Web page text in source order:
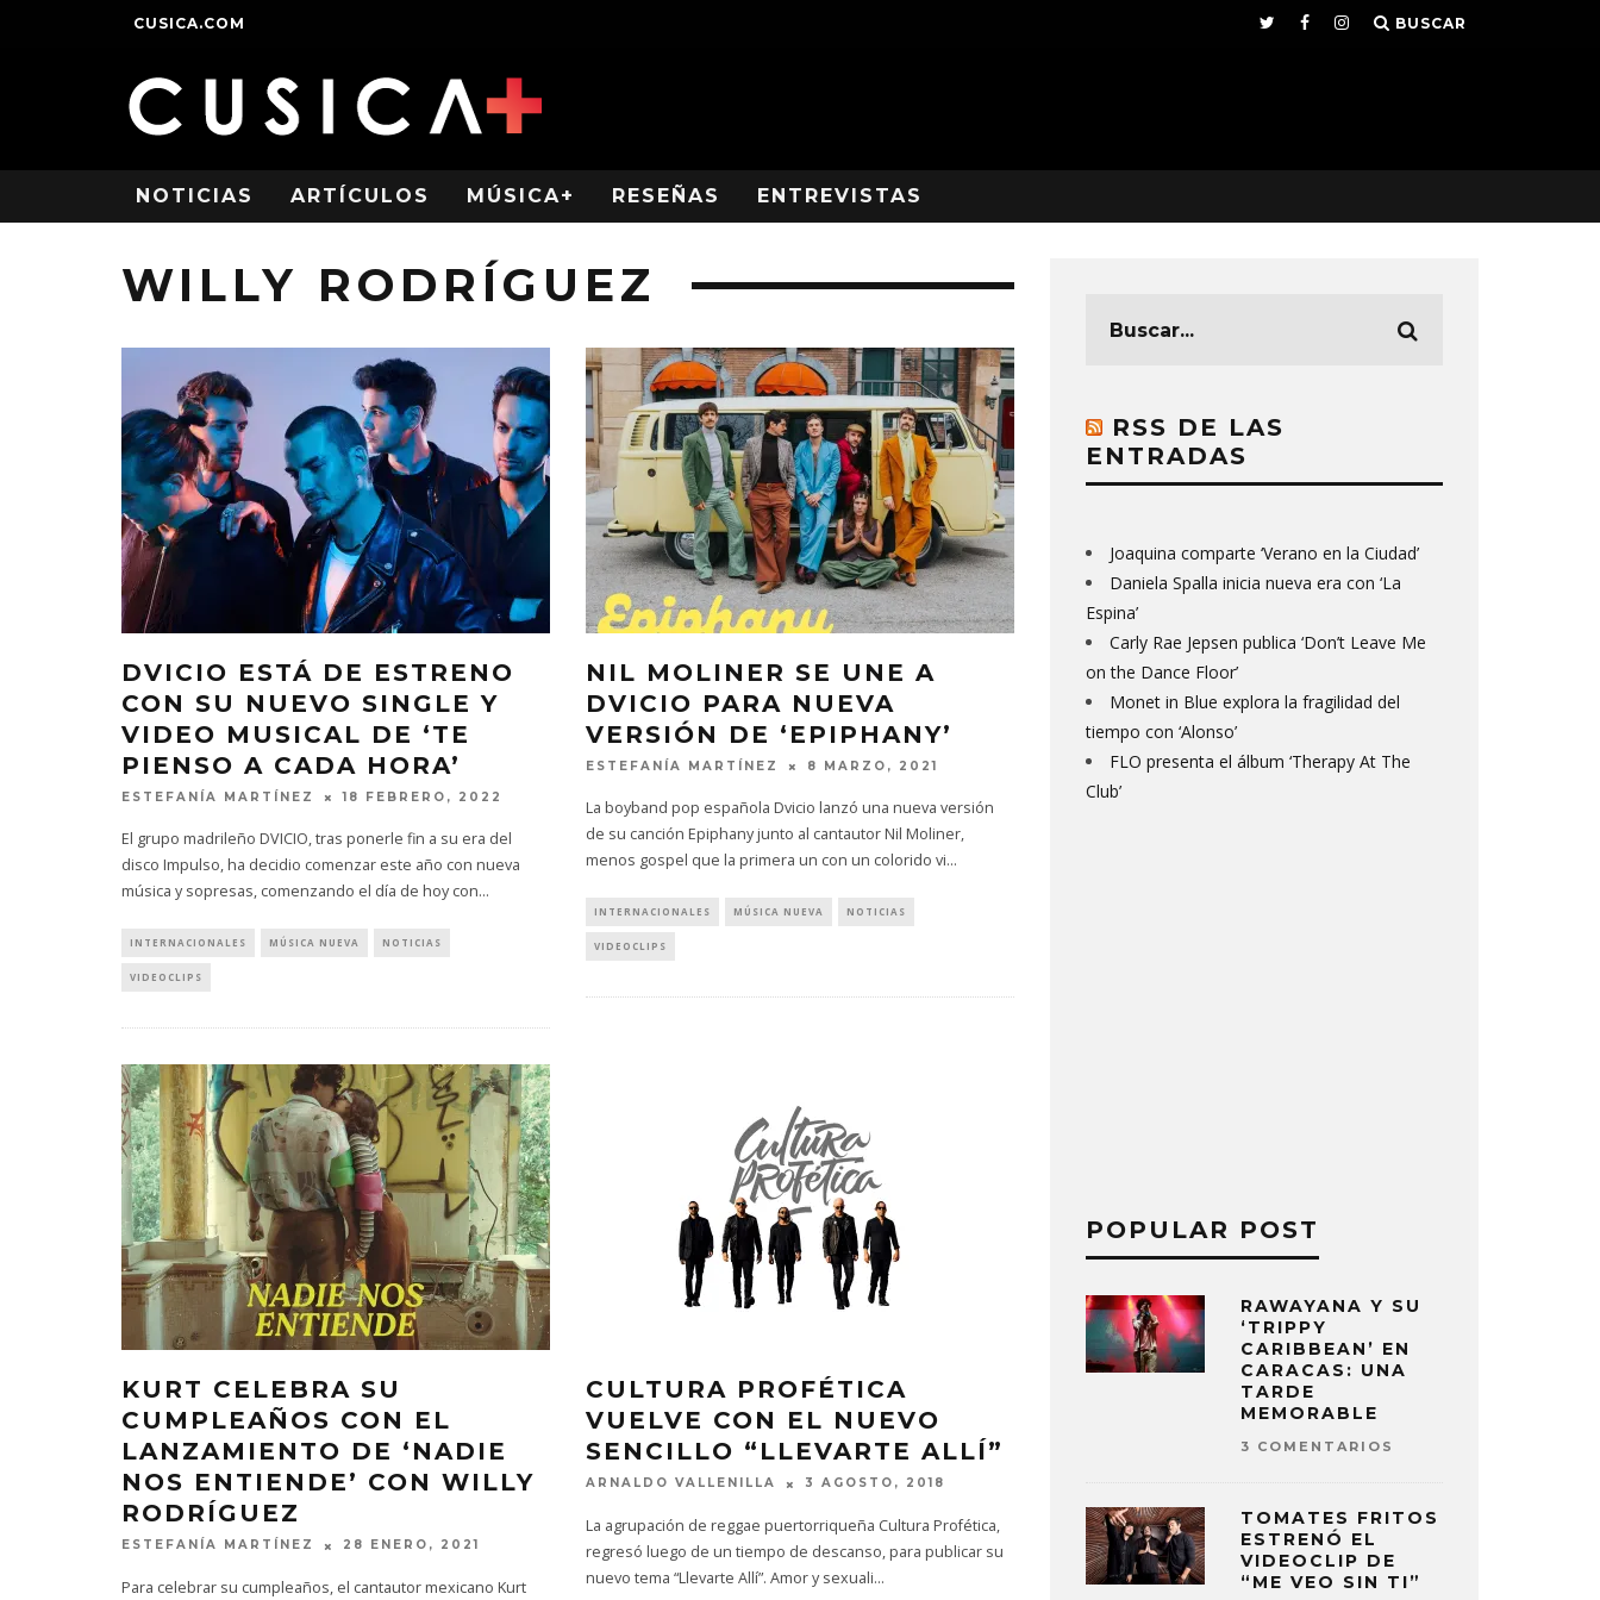
CUSICA.COM BUSCAR
NOTICIAS ARTÍCULOS MÚSICA+ RESEÑAS ENTREVISTAS
WILLY RODRÍGUEZ
DVICIO ESTÁ DE ESTRENO
CON SU NUEVO SINGLE Y
VIDEO MUSICAL DE ‘TE
PIENSO A CADA HORA’
ESTEFANÍA MARTÍNEZ 18 FEBRERO, 2022
El grupo madrileño DVICIO, tras ponerle fin a su era del
disco Impulso, ha decidio comenzar este año con nueva
música y sopresas, comenzando el día de hoy con...
INTERNACIONALES MÚSICA NUEVA NOTICIAS
VIDEOCLIPS
NIL MOLINER SE UNE A
DVICIO PARA NUEVA
VERSIÓN DE ‘EPIPHANY’
ESTEFANÍA MARTÍNEZ 8 MARZO, 2021
La boyband pop española Dvicio lanzó una nueva versión
de su canción Epiphany junto al cantautor Nil Moliner,
menos gospel que la primera un con un colorido vi...
INTERNACIONALES MÚSICA NUEVA NOTICIAS
VIDEOCLIPS
KURT CELEBRA SU
CUMPLEAÑOS CON EL
LANZAMIENTO DE ‘NADIE
NOS ENTIENDE’ CON WILLY
RODRÍGUEZ
ESTEFANÍA MARTÍNEZ 28 ENERO, 2021
Para celebrar su cumpleaños, el cantautor mexicano Kurt
CULTURA PROFÉTICA
VUELVE CON EL NUEVO
SENCILLO “LLEVARTE ALLÍ”
ARNALDO VALLENILLA 3 AGOSTO, 2018
La agrupación de reggae puertorriqueña Cultura Profética,
regresó luego de un tiempo de descanso, para publicar su
nuevo tema “Llevarte Allí”. Amor y sexuali...
RSS DE LAS
ENTRADAS
Joaquina comparte ‘Verano en la Ciudad’
Daniela Spalla inicia nueva era con ‘La
Espina’
Carly Rae Jepsen publica ‘Don’t Leave Me
on the Dance Floor’
Monet in Blue explora la fragilidad del
tiempo con ‘Alonso’
FLO presenta el álbum ‘Therapy At The
Club’
POPULAR POST
RAWAYANA Y SU
‘TRIPPY
CARIBBEAN’ EN
CARACAS: UNA
TARDE
MEMORABLE
3 COMENTARIOS
TOMATES FRITOS
ESTRENÓ EL
VIDEOCLIP DE
“ME VEO SIN TI”